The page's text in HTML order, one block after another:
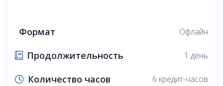
Формат Офлайн
Продолжительность 1 день
Количество часов 6 кредит-часов